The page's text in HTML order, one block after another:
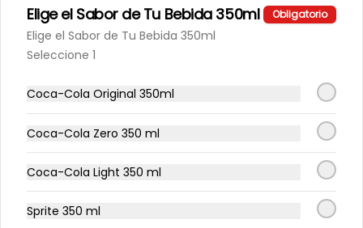
Conócenos
Elige el Sabor de Tu Bebida 350ml Obligatorio
Elige el Sabor de Tu Bebida 350ml
Seleccione 1
Coca-Cola Original 350ml
Coca-Cola Zero 350 ml
Coca-Cola Light 350 ml
Sprite 350 ml